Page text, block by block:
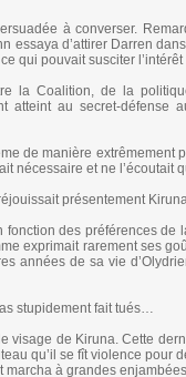
à converser.
essaya d’attirer Darren
qui pouvait susciter
la Coalition, de la
atteint au secret-défense
de manière
nécessaire et ne l’écoutait
présentement
des préférences
exprimait rarement ses
années de sa vie
stupidement fait tués…
visage de Kiruna. Cette
qu’il se fît violence
à grandes